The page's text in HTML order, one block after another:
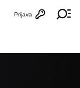
Otvori
Prijava